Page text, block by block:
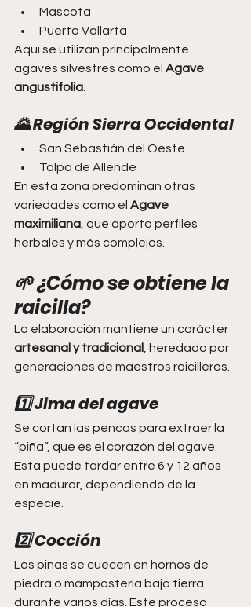
Mascota
Puerto Vallarta
Aquí se utilizan principalmente
agaves silvestres como el Agave
angustifolia
🌄 Región Sierra Occidental
San Sebastián del Oeste
Talpa de Allende
En esta zona predominan otras
variedades como el Agave
maximiliana , que aporta perfiles
herbales y más complejos.
🌱 ¿Cómo se obtiene la
raicilla?
La elaboración mantiene un carácter
artesanal y tradicional
, heredado por
generaciones de maestros raicilleros.
1️⃣ Jima del agave
Se cortan las pencas para extraer la
“piña”, que es el corazón del agave.
Esta puede tardar entre 6 y 12 años
en madurar, dependiendo de la
especie.
2️⃣ Cocción
Las piñas se cuecen en hornos de
piedra o mampostería bajo tierra
durante varios días. Este proceso